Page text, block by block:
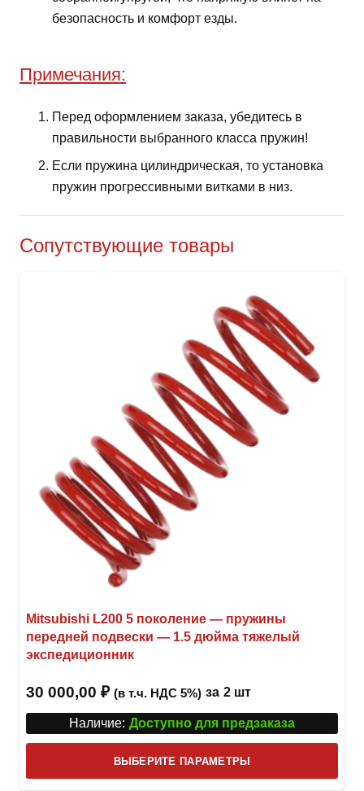
безопасность и комфорт езды.
Примечания:
Перед оформлением заказа, убедитесь в
правильности выбранного класса пружин!
Если пружина цилиндрическая, то установка
пружин прогрессивными витками в низ.
Сопутствующие товары
Mitsubishi L200 5 поколение — пружины
передней подвески — 1.5 дюйма тяжелый
экспедиционник
30 000,00 ₽ (в т.ч. НДС 5%) за 2 шт
Наличие: Доступно для предзаказа
ВЫБЕРИТЕ ПАРАМЕТРЫ
товар